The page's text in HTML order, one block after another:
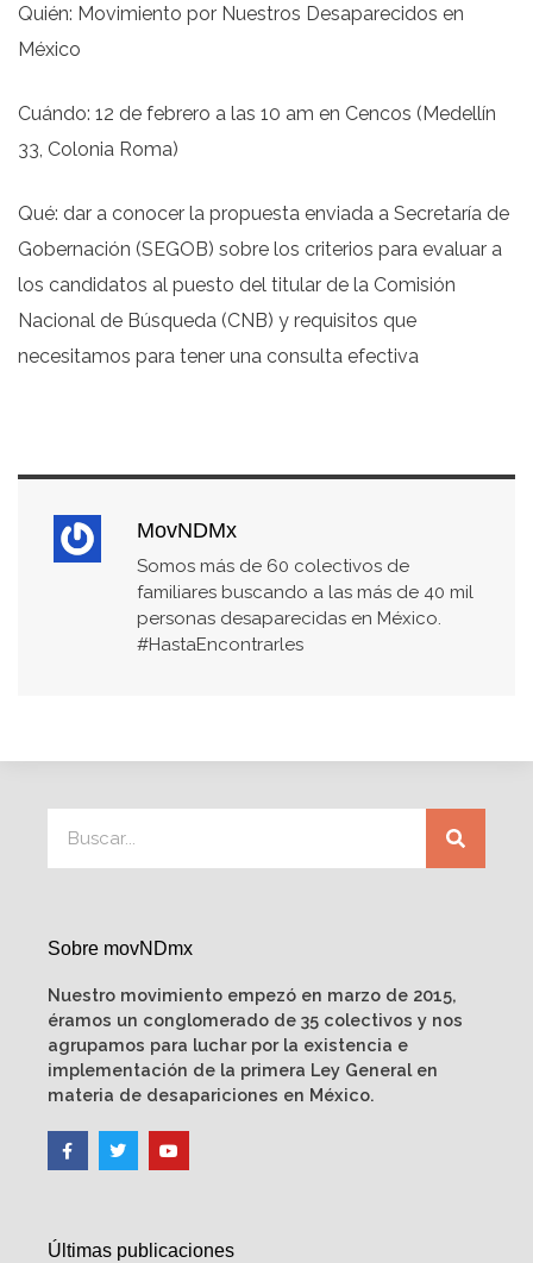
Quién: Movimiento por Nuestros Desaparecidos en
México
Cuándo: 12 de febrero a las 10 am en Cencos (Medellín
33, Colonia Roma)
Qué: dar a conocer la propuesta enviada a Secretaría de
Gobernación (SEGOB) sobre los criterios para evaluar a
los candidatos al puesto del titular de la Comisión
Nacional de Búsqueda (CNB) y requisitos que
necesitamos para tener una consulta efectiva
MovNDMx
Somos más de 60 colectivos de
familiares buscando a las más de 40 mil
personas desaparecidas en México.
#HastaEncontrarles
Sobre movNDmx
Nuestro movimiento empezó en marzo de 2015,
éramos un conglomerado de 35 colectivos y nos
agrupamos para luchar por la existencia e
implementación de la primera Ley General en
materia de desapariciones en México.
Últimas publicaciones